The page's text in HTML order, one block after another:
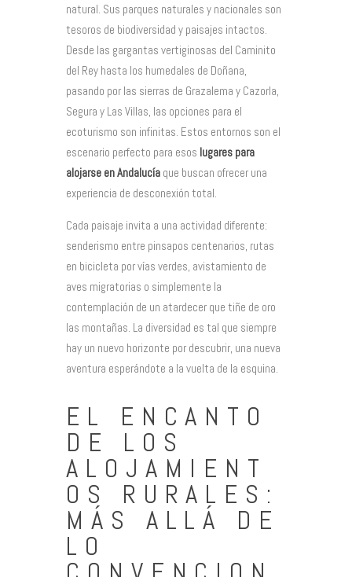
natural. Sus parques naturales y nacionales son
tesoros de biodiversidad y paisajes intactos.
Desde las gargantas vertiginosas del Caminito
del Rey hasta los humedales de Doñana,
pasando por las sierras de Grazalema y Cazorla,
Segura y Las Villas, las opciones para el
ecoturismo son infinitas. Estos entornos son el
escenario perfecto para esos lugares para
alojarse en Andalucía que buscan ofrecer una
experiencia de desconexión total.
Cada paisaje invita a una actividad diferente:
senderismo entre pinsapos centenarios, rutas
en bicicleta por vías verdes, avistamiento de
aves migratorias o simplemente la
contemplación de un atardecer que tiñe de oro
las montañas. La diversidad es tal que siempre
hay un nuevo horizonte por descubrir, una nueva
aventura esperándote a la vuelta de la esquina.
EL ENCANTO
DE LOS
ALOJAMIENT
OS RURALES:
MÁS ALLÁ DE
LO